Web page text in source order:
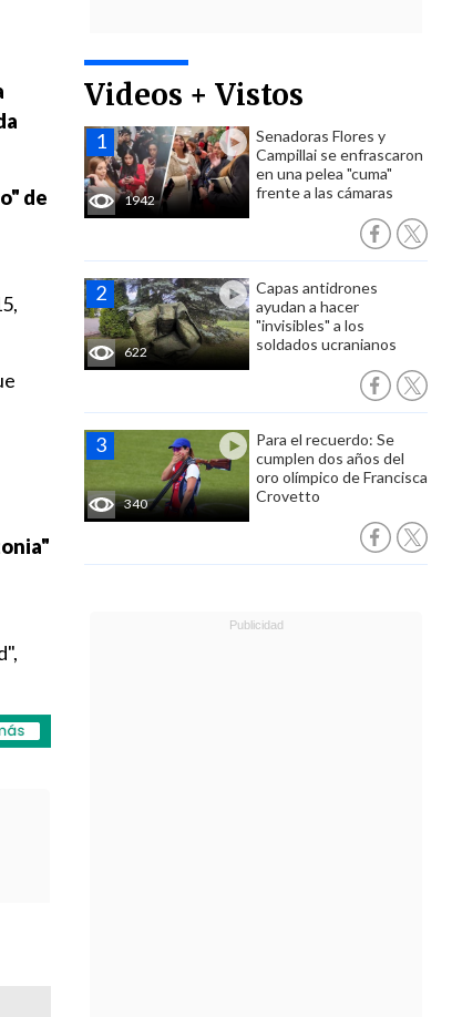
Videos + Vistos
1942
Senadoras Flores y
Campillai se enfrascaron
en una pelea "cuma"
frente a las cámaras
622
Capas antidrones
ayudan a hacer
"invisibles" a los
soldados ucranianos
340
Para el recuerdo: Se
cumplen dos años del
oro olímpico de Francisca
Crovetto
de